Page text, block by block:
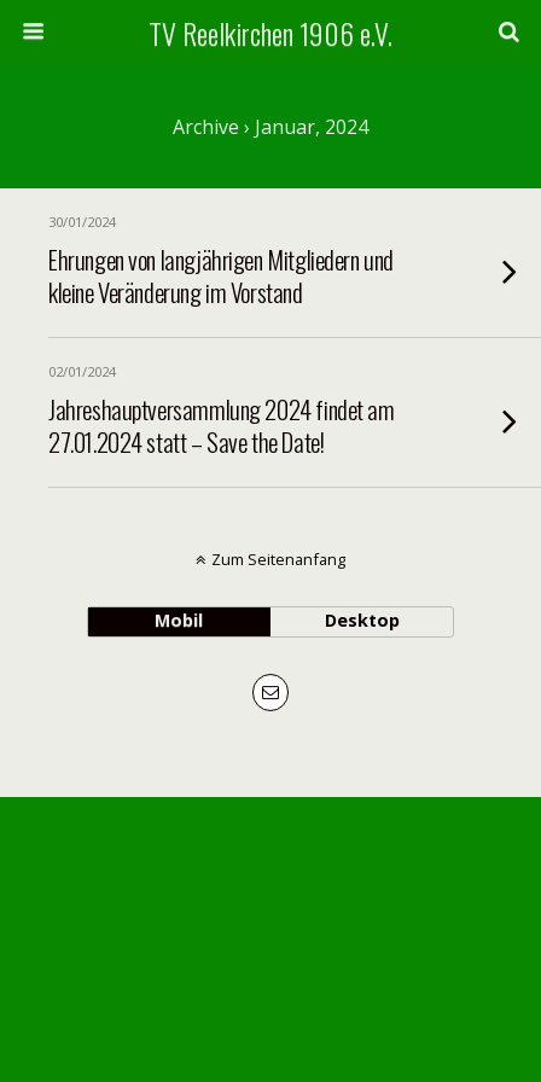
TV Reelkirchen 1906 e.V.
Archive › Januar, 2024
30/01/2024
Ehrungen von langjährigen Mitgliedern und
kleine Veränderung im Vorstand
02/01/2024
Jahreshauptversammlung 2024 findet am
27.01.2024 statt – Save the Date!
Zum Seitenanfang
Mobil Desktop